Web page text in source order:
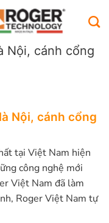
Nội, cánh cổng
Nội, cánh cổng
tại Việt Nam hiện
công nghệ mới
Việt Nam đã làm
Roger Việt Nam tự